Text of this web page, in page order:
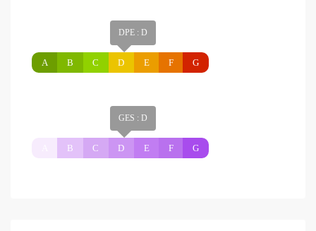
A B C
DPE : D
D E F G
B C
GES : D
D E F G